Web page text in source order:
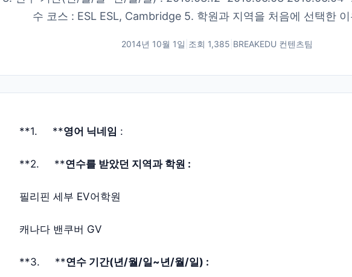
수 코스 : ESL ESL, Cambridge 5. 학원과 지역을 처음에 선택한
2014년 10월 1일 조회 1,385 BREAKEDU 컨텐츠팀
**1. **영어 닉네임 :
**2. **연수를 받았던 지역과 학원 :
필리핀 세부 EV어학원
캐나다 밴쿠버 GV
**3. **연수 기간(년/월/일~년/월/일) :